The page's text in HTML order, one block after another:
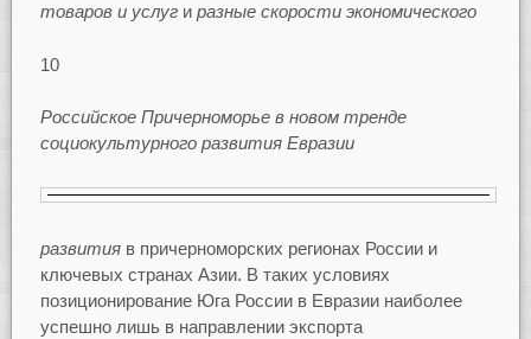
товаров и услуги разные скорости экономического
10
Российское Причерноморье в новом тренде
социокультурного развития Евразии
развитияв причерноморских регионах России и
ключевых странах Азии. В таких условиях
позиционирование Юга России в Евразии наиболее
успешно лишь в направлении экспорта